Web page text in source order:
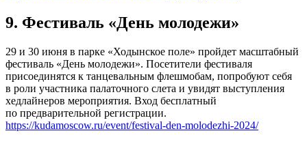
9. Фестиваль «День молодежи»
29 и 30 июня в парке «Ходынское поле» пройдет масштабный
фестиваль «День молодежи». Посетители фестиваля
присоединятся к танцевальным флешмобам, попробуют себя
в роли участника палаточного слета и увидят выступления
хедлайнеров мероприятия. Вход бесплатный
по предварительной регистрации.
https://kudamoscow.ru/event/festival-den-molodezhi-2024/